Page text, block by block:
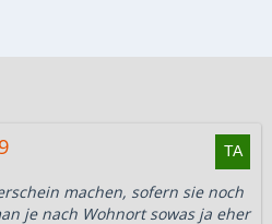
machen, sofern sie noch
je nach Wohnort sowas ja eher